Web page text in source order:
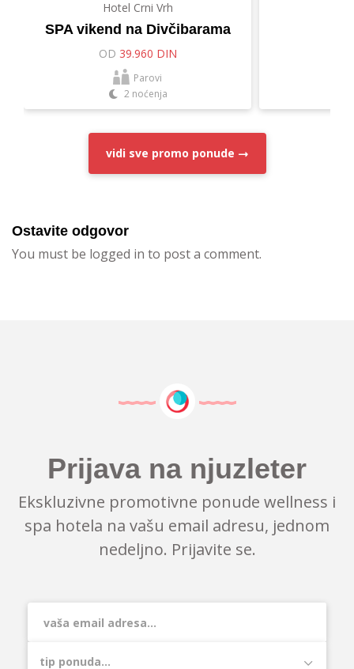
Hotel Crni Vrh
SPA vikend na Divčibarama
OD 39.960 DIN
Parovi
2 noćenja
vidi sve promo ponude
Ostavite odgovor
You must be logged in to post a comment.
Prijava na njuzleter
Ekskluzivne promotivne ponude wellness i
spa hotela na vašu email adresu, jednom
nedeljno. Prijavite se.